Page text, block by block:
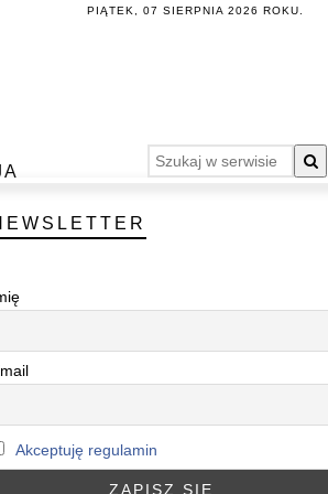
PIĄTEK, 07 SIERPNIA 2026 ROKU.
Akceptuję regulamin